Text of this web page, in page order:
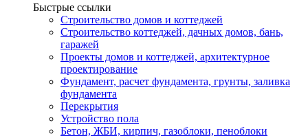
Быстрые ссылки
Строительство домов и коттеджей
Строительство коттеджей, дачных домов, бань,
гаражей
Проекты домов и коттеджей, архитектурное
проектирование
Фундамент, расчет фундамента, грунты, заливка
фундамента
Перекрытия
Устройство пола
Бетон, ЖБИ, кирпич, газоблоки, пеноблоки